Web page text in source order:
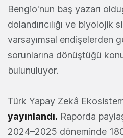
Bengio'nun baş yazarı
dolandırıcılığı ve
varsayımsal endişelerden
sorunlarına dönüştüğü
bulunuluyor.
Türk Yapay Zekâ
yayınlandı. Raporda
2024–2025 döneminde